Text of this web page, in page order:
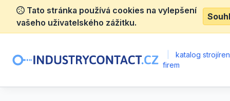
Tato stránka používá cookies na vylepšení
vašeho uživatelského zážitku.
katalog
firem